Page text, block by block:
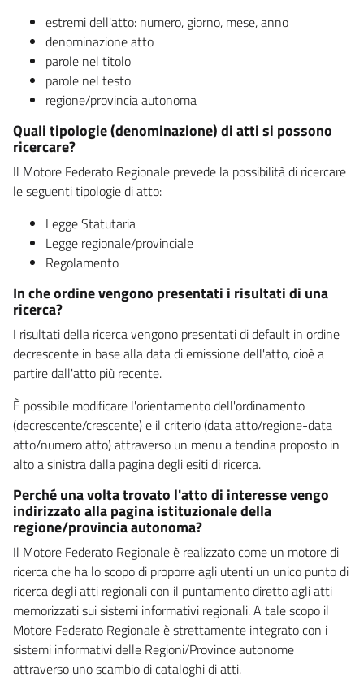
estremi dell'atto: numero, giorno, mese, anno
denominazione atto
parole nel titolo
parole nel testo
regione/provincia autonoma
Quali tipologie (denominazione) di atti si possono
ricercare?
Il Motore Federato Regionale prevede la possibilità di ricercare
le seguenti tipologie di atto:
Legge Statutaria
Legge regionale/provinciale
Regolamento
In che ordine vengono presentati i risultati di una
ricerca?
I risultati della ricerca vengono presentati di default in ordine
decrescente in base alla data di emissione dell'atto, cioè a
partire dall'atto più recente.
È possibile modificare l'orientamento dell'ordinamento
(decrescente/crescente) e il criterio (data atto/regione-data
atto/numero atto) attraverso un menu a tendina proposto in
alto a sinistra dalla pagina degli esiti di ricerca.
Perché una volta trovato l'atto di interesse vengo
indirizzato alla pagina istituzionale della
regione/provincia autonoma?
Il Motore Federato Regionale è realizzato come un motore di
ricerca che ha lo scopo di proporre agli utenti un unico punto di
ricerca degli atti regionali con il puntamento diretto agli atti
memorizzati sui sistemi informativi regionali. A tale scopo il
Motore Federato Regionale è strettamente integrato con i
sistemi informativi delle Regioni/Province autonome
attraverso uno scambio di cataloghi di atti.